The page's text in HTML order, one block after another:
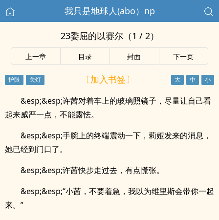
我只是地球人(abo）np
23委屈的以赛尔（1 / 2）
上一章 目录 封面 下一页
〔加入书签〕
&esp;&esp;许茜对着车上的玻璃照镜子，尽量让自己看
起来威严一点，不能露怯。
&esp;&esp;手腕上的终端震动一下，莉娅发来的消息，
她已经到门口了。
&esp;&esp;许茜快步走过去，有点慌张。
&esp;&esp;“小茜，不要着急，我以为维里斯会带你一起
来。”